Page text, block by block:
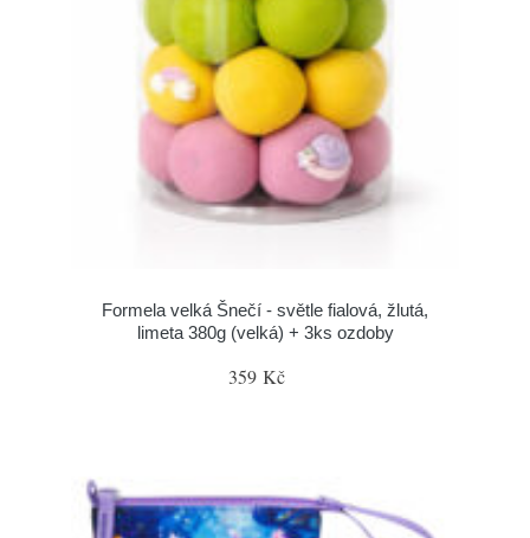
Formela velká Šnečí - světle fialová, žlutá,
limeta 380g (velká) + 3ks ozdoby
359 Kč